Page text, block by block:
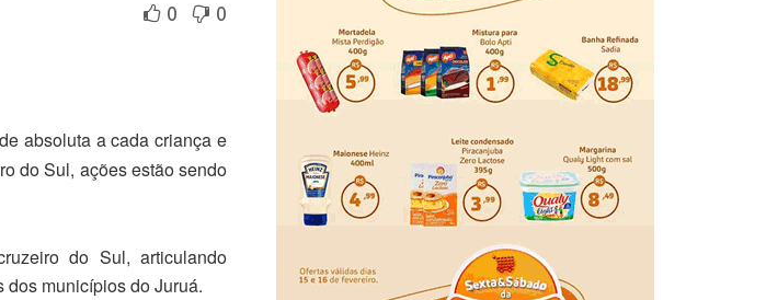
0 0
absoluta a cada criança e
do Sul, ações estão sendo
do Sul, articulando
municípios do Juruá.